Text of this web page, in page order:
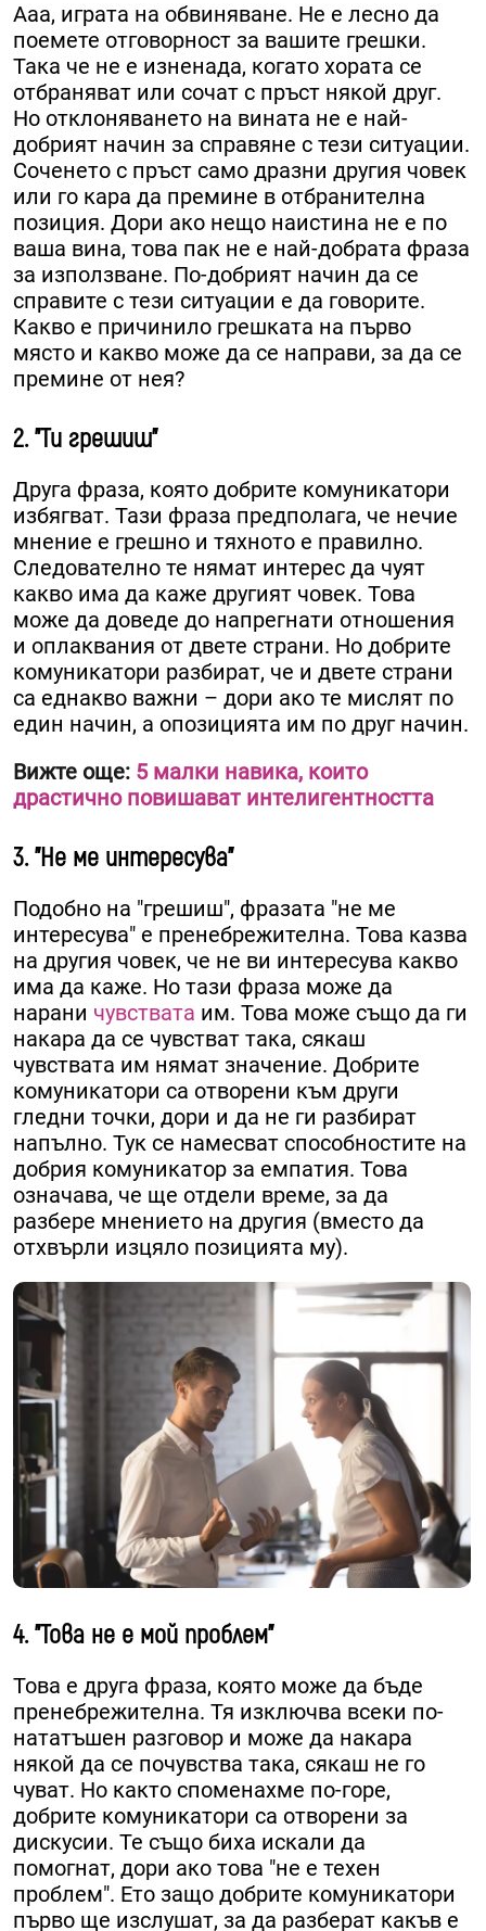
Ааа, играта на обвиняване. Не е лесно да
поемете отговорност за вашите грешки.
Така че не е изненада, когато хората се
отбраняват или сочат с пръст някой друг.
Но отклоняването на вината не е най-
добрият начин за справяне с тези ситуации.
Соченето с пръст само дразни другия човек
или го кара да премине в отбранителна
позиция. Дори ако нещо наистина не е по
ваша вина, това пак не е най-добрата фраза
за използване. По-добрият начин да се
справите с тези ситуации е да говорите.
Какво е причинило грешката на първо
място и какво може да се направи, за да се
премине от нея?
2. "Ти грешиш"
Друга фраза, която добрите комуникатори
избягват. Тази фраза предполага, че нечие
мнение е грешно и тяхното е правилно.
Следователно те нямат интерес да чуят
какво има да каже другият човек. Това
може да доведе до напрегнати отношения
и оплаквания от двете страни. Но добрите
комуникатори разбират, че и двете страни
са еднакво важни – дори ако те мислят по
един начин, а опозицията им по друг начин.
Вижте още: 5 малки навика, които
драстично повишават интелигентността
3. "Не ме интересува"
Подобно на "грешиш", фразата "не ме
интересува" е пренебрежителна. Това казва
на другия човек, че не ви интересува какво
има да каже. Но тази фраза може да
нарани чувствата им. Това може също да ги
накара да се чувстват така, сякаш
чувствата им нямат значение. Добрите
комуникатори са отворени към други
гледни точки, дори и да не ги разбират
напълно. Тук се намесват способностите на
добрия комуникатор за емпатия. Това
означава, че ще отдели време, за да
разбере мнението на другия (вместо да
отхвърли изцяло позицията му).
4. "Това не е мой проблем"
Това е друга фраза, която може да бъде
пренебрежителна. Тя изключва всеки по-
нататъшен разговор и може да накара
някой да се почувства така, сякаш не го
чуват. Но както споменахме по-горе,
добрите комуникатори са отворени за
дискусии. Те също биха искали да
помогнат, дори ако това "не е техен
проблем". Ето защо добрите комуникатори
първо ще изслушат, за да разберат какъв е